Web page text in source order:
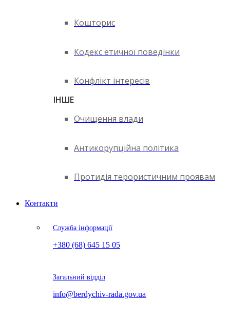
Кошторис
Кодекс етичної поведінки
Конфлікт інтересів
ІНШЕ
Очищення влади
Антикорупційна політика
Протидія терористичним проявам
Контакти
Служба інформації
+380 (68) 645 15 05
Загальний відділ
info@berdychiv-rada.gov.ua